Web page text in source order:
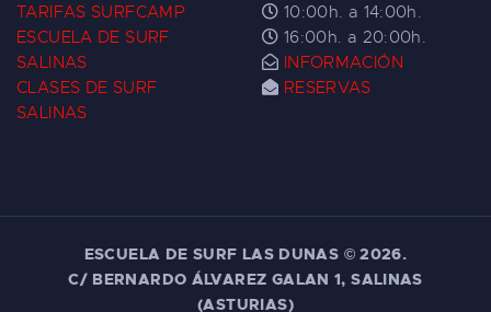
TARIFAS SURFCAMP
ESCUELA DE SURF
SALINAS
CLASES DE SURF
SALINAS
10:00h. a 14:00h.
16:00h. a 20:00h.
INFORMACIÓN
RESERVAS
ESCUELA DE SURF LAS DUNAS ©2026.
C/ BERNARDO ÁLVAREZ GALAN 1, SALINAS
(ASTURIAS)